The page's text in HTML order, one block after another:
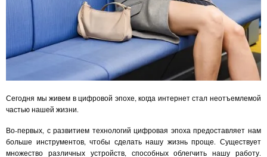
Сегодня мы живем в цифровой эпохе, когда интернет стал неотъемлемой
частью нашей жизни.
Во-первых, с развитием технологий цифровая эпоха предоставляет нам
больше инструментов, чтобы сделать нашу жизнь проще. Существует
множество различных устройств, способных облегчить нашу работу.